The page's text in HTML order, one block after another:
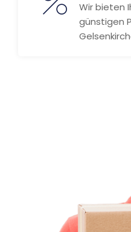
Wir bieten
günstigen